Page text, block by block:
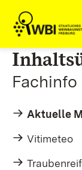
Zum Inhalt
Link zur
Fachinfo
Aktuelle
Vitimeteo